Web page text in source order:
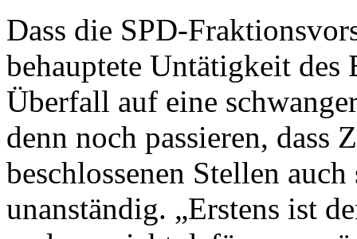
Dass die SPD-
behauptete Untätigkeit des
Überfall auf eine
denn noch passieren, dass
beschlossenen Stellen
unanständig. „Erstens ist